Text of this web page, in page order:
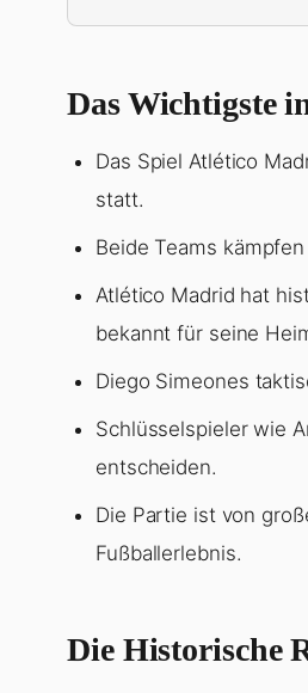
Das Wichtigste
Das Spiel Atlético
statt.
Beide Teams
Atlético Madrid hat
bekannt für seine
Diego Simeones
Schlüsselspieler wie
entscheiden.
Die Partie ist von
Fußballerlebnis.
Die Historische